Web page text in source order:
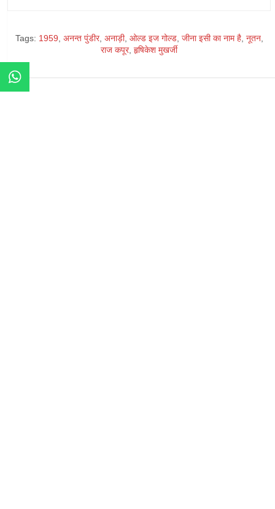
Tags: 1959 अनन्त पुंडीर, अनाड़ी, ओल्ड इज गोल्ड, जीना इसी का नाम है, नूतन,
राज कपूर, हृषिकेश मुखर्जी